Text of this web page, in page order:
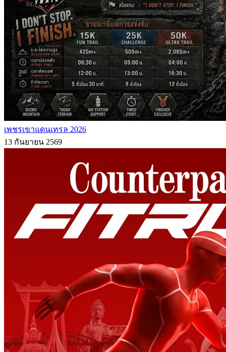
เพชรเขาแดนเทรล 2026
13 กันยายน 2569